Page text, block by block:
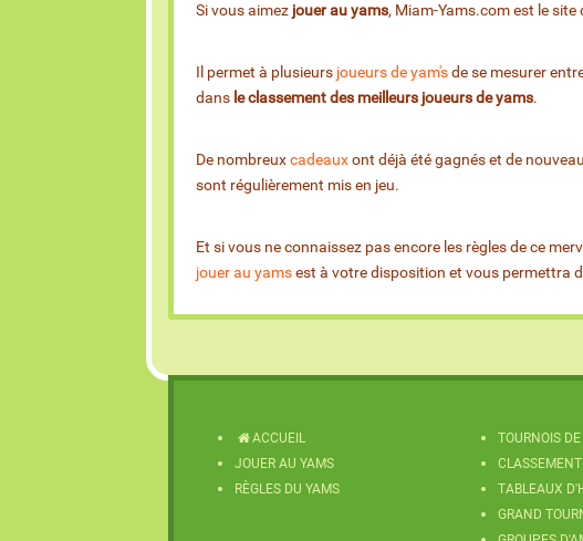
Si vous aimez jouer au yams, Miam-Yams.com est le site
Il permet à plusieurs joueurs de yam'sde se mesurer
dans le classement des meilleurs joueurs de yams.
De nombreuxcadeauxont déjà été gagnés et de
sont régulièrement mis en jeu.
Et si vous ne connaissez pas encore les règles de ce
jouer au yamsest à votre disposition et vous permettra
ACCUEIL
JOUER AU YAMS
RÈGLES DU YAMS
TOURNOIS
TABLEAUX
GRAND